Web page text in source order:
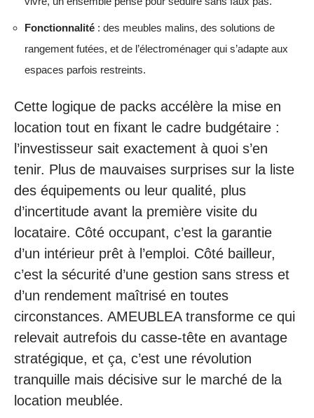
Fonctionnalité : des meubles malins, des solutions de
rangement futées, et de l’électroménager qui s’adapte aux
espaces parfois restreints.
Cette logique de packs accélère la mise en
location tout en fixant le cadre budgétaire :
l’investisseur sait exactement à quoi s’en
tenir. Plus de mauvaises surprises sur la liste
des équipements ou leur qualité, plus
d’incertitude avant la première visite du
locataire. Côté occupant, c’est la garantie
d’un intérieur prêt à l’emploi. Côté bailleur,
c’est la sécurité d’une gestion sans stress et
d’un rendement maîtrisé en toutes
circonstances. AMEUBLEA transforme ce qui
relevait autrefois du casse-tête en avantage
stratégique, et ça, c’est une révolution
tranquille mais décisive sur le marché de la
location meublée.